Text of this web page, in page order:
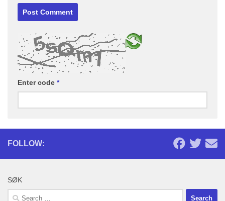
Enter code *
FOLLOW:
SØK
Search